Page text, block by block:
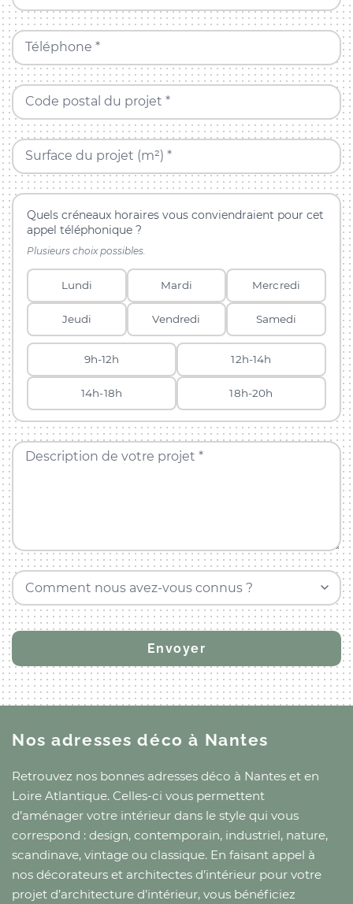
Téléphone *
Code postal du projet *
Surface du projet (m²) *
Quels créneaux horaires vous conviendraient pour cet
appel téléphonique ?
Plusieurs choix possibles.
Lundi Mardi Mercredi
Jeudi Vendredi Samedi
9h-12h 12h-14h
14h-18h 18h-20h
Description de votre projet *
Comment nous avez-vous connus ?
Nos adresses décoà Nantes
Retrouvez nos bonnes adresses déco à Nantes et en
Loire Atlantique. Celles-ci vous permettent
d’aménager votre intérieur dans le style qui vous
correspond : design, contemporain, industriel, nature,
scandinave, vintage ou classique. En faisant appel à
nos décorateurs et architectes d’intérieur pour votre
projet d’architecture d’intérieur, vous bénéficiez